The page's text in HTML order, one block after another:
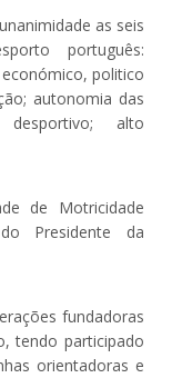
as seis
português:
politico
autonomia das
desportivo; alto
de Motricidade
Presidente da
fundadoras
tendo participado
orientadoras e